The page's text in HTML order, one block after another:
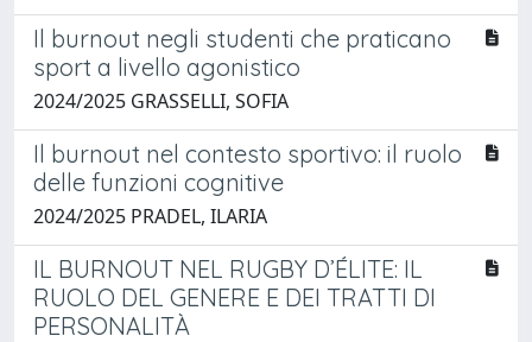
Il burnout negli studenti che praticano
sport a livello agonistico
2024/2025 GRASSELLI, SOFIA
Il burnout nel contesto sportivo: il ruolo
delle funzioni cognitive
2024/2025 PRADEL, ILARIA
IL BURNOUT NEL RUGBY D’ÉLITE: IL
RUOLO DEL GENERE E DEI TRATTI DI
PERSONALITÀ